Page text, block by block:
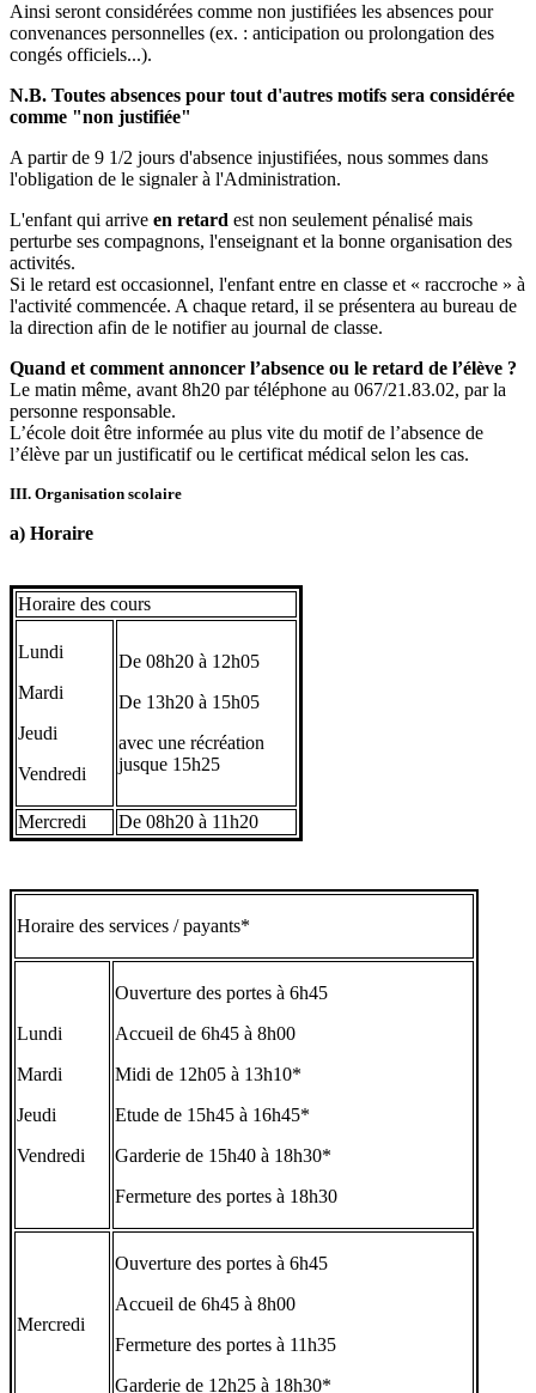
Ainsi seront considérées comme non justifiées les absences pour
convenances personnelles (ex. : anticipation ou prolongation des
congés officiels...).
N.B. Toutes absences pour tout d'autres motifs sera considérée
comme "non justifiée"
A partir de 9 1/2 jours d'absence injustifiées, nous sommes dans
l'obligation de le signaler à l'Administration.
L'enfant qui arrive en retard est non seulement pénalisé mais
perturbe ses compagnons, l'enseignant et la bonne organisation des
activités.
Si le retard est occasionnel, l'enfant entre en classe et « raccroche » à
l'activité commencée. A chaque retard, il se présentera au bureau de
la direction afin de le notifier au journal de classe.
Quand et comment annoncer l’absence ou le retard de l’élève ?
Le matin même, avant 8h20 par téléphone au 067/21.83.02, par la
personne responsable.
L’école doit être informée au plus vite du motif de l’absence de
l’élève par un justificatif ou le certificat médical selon les cas.
III. Organisation scolaire
a) Horaire
Horaire des cours
Lundi
Mardi
Jeudi
Vendredi
De 08h20 à 12h05
De 13h20 à 15h05
avec une récréation
jusque 15h25
Mercredi De 08h20 à 11h20
Horaire des services / payants*
Lundi
Mardi
Jeudi
Vendredi
Ouverture des portes à 6h45
Accueil de 6h45 à 8h00
Midi de 12h05 à 13h10*
Etude de 15h45 à 16h45*
Garderie de 15h40 à 18h30*
Fermeture des portes à 18h30
Mercredi
Ouverture des portes à 6h45
Accueil de 6h45 à 8h00
Fermeture des portes à 11h35
Garderie de 12h25 à 18h30*